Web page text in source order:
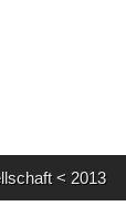
< 2013